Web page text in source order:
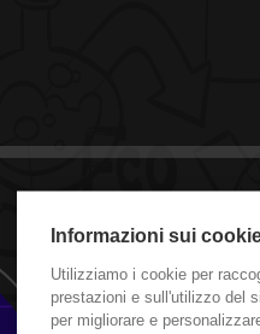
23
Informazioni sui
Utilizziamo i cookie per
prestazioni e sull'utilizzo del
per migliorare e